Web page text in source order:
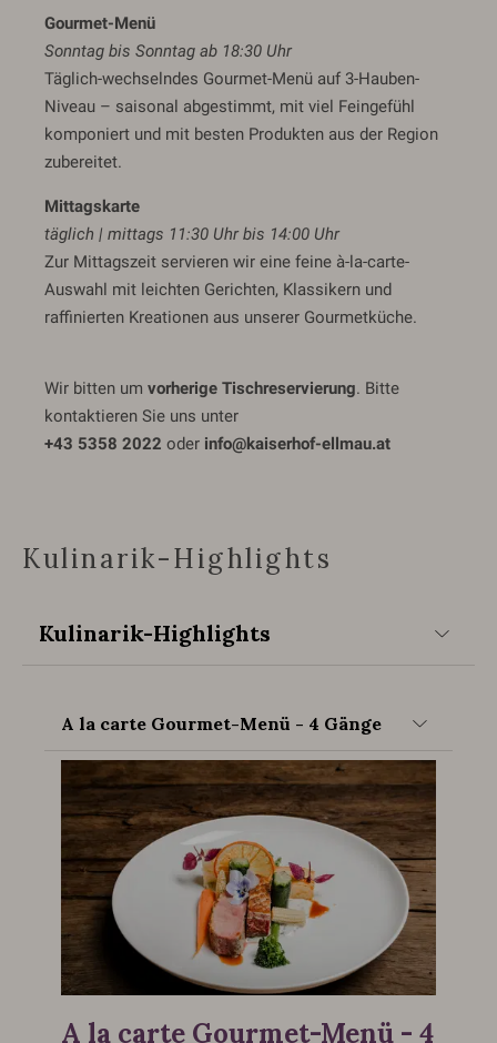
Gourmet-Menü
Sonntag bis Sonntag ab 18:30 Uhr
Täglich-wechselndes Gourmet-Menü auf 3-Hauben-
Niveau – saisonal abgestimmt, mit viel Feingefühl
komponiert und mit besten Produkten aus der Region
zubereitet.
Mittagskarte
täglich | mittags 11:30 Uhr bis 14:00 Uhr
Zur Mittagszeit servieren wir eine feine à-la-carte-
Auswahl mit leichten Gerichten, Klassikern und
raffinierten Kreationen aus unserer Gourmetküche.
Wir bitten um vorherige Tischreservierung. Bitte
kontaktieren Sie uns unter
+43 5358 2022 oder info@kaiserhof-ellmau.at
Kulinarik-Highlights
Kulinarik-Highlights
A la carte Gourmet-Menü - 4 Gänge
A la carte Gourmet-Menü - 4